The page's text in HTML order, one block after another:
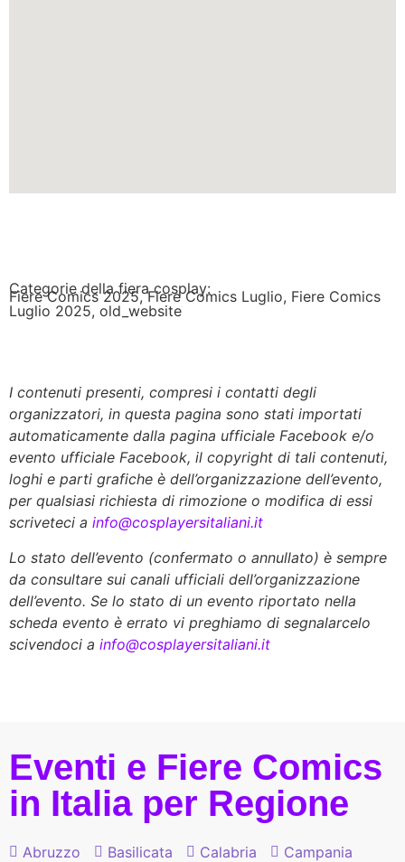
Categorie della fiera cosplay:
Fiere Comics 2025,Fiere Comics Luglio, Fiere Comics
Luglio 2025, old_website
I contenuti presenti, compresi i contatti degli
organizzatori, in questa pagina sono stati importati
automaticamente dalla pagina ufficiale Facebook e/o
evento ufficiale Facebook, il copyright di tali contenuti,
loghi e parti grafiche è dell’organizzazione dell’evento,
per qualsiasi richiesta di rimozione o modifica di essi
scriveteci a info@cosplayersitaliani.it
Lo stato dell’evento (confermato o annullato) è sempre
da consultare sui canali ufficiali dell’organizzazione
dell’evento. Se lo stato di un evento riportato nella
scheda evento è errato vi preghiamo di segnalarcelo
scivendoci a info@cosplayersitaliani.it
Eventi e Fiere Comics
in Italia per Regione
Abruzzo Basilicata Calabria
Campania